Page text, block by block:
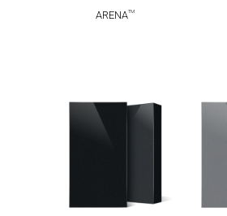
ARENATM
NOCTURNO